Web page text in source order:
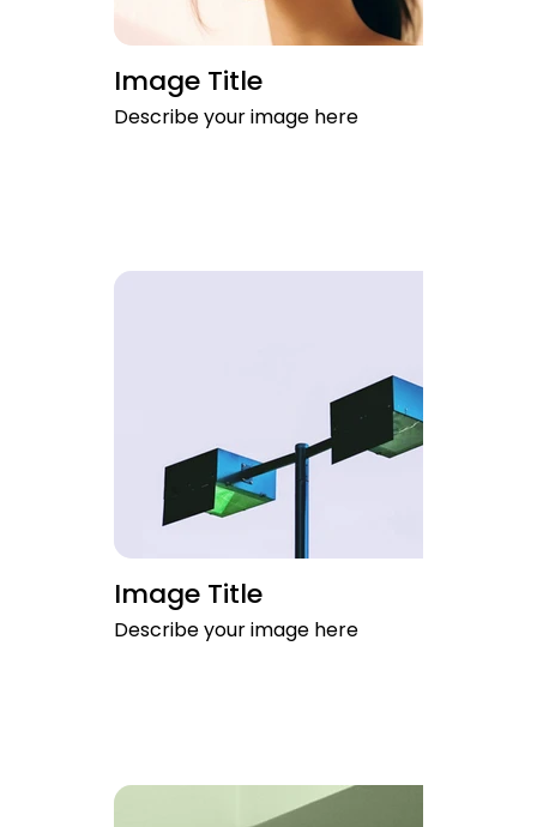
Image Title
Describe your image here
Image Title
Describe your image here